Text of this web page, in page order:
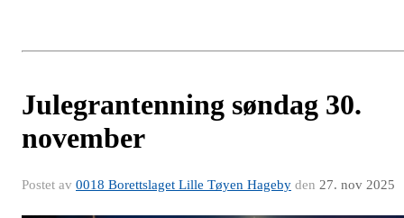
Julegrantenning søndag 30.
november
Postet av 0018 Borettslaget Lille Tøyen Hageby den 27. nov 2025